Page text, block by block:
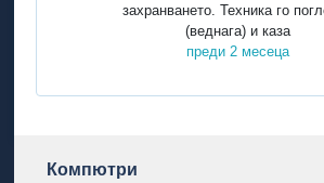
захранването. Техника го
(веднага) и каза
преди 2 месеца
Компютри